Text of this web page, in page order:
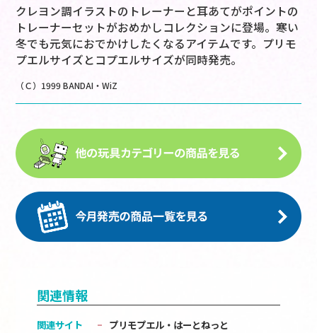
クレヨン調イラストのトレーナーと耳あてがポイントの
トレーナーセットがおめかしコレクションに登場。寒い
冬でも元気におでかけしたくなるアイテムです。プリモ
プエルサイズとコプエルサイズが同時発売。
（Ｃ）1999 BANDAI・WiZ
関連情報
関連サイト
プリモプエル・はーとねっと